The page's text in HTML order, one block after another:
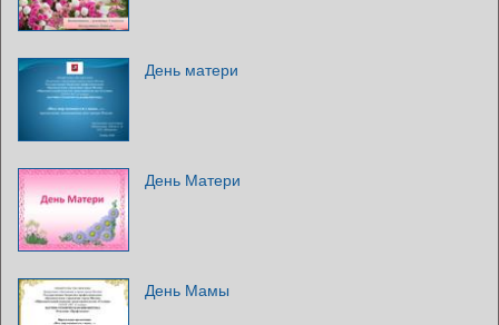
День матери
День Матери
День Мамы